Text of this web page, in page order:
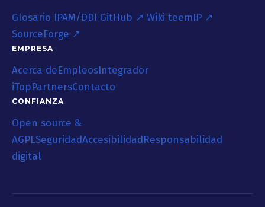
Glosario IPAM/DDI GitHub ↗ Wiki teemIP ↗
SourceForge ↗
EMPRESA
Acerca deEmpleosIntegrador
iTopPartnersContacto
CONFIANZA
Open source &
AGPLSeguridadAccesibilidadResponsabilidad
digital